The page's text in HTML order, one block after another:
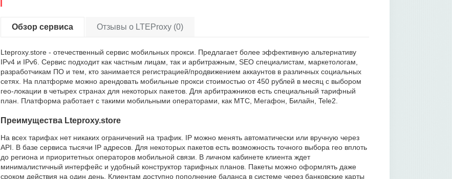
Обзор сервиса Отзывы о LTEProxy (0)
Lteproxy.store - отечественный сервис мобильных прокси. Предлагает более эффективную альтернативу
IPv4 и IPv6. Сервис подходит как частным лицам, так и арбитражным, SEO специалистам, маркетологам,
разработчикам ПО и тем, кто занимается регистрацией/продвижением аккаунтов в различных социальных
сетях. На платформе можно арендовать мобильные прокси стоимостью от 450 рублей в месяц с выбором
гео-локации в четырех странах для некоторых пакетов. Для арбитражников есть специальный тарифный
план. Платформа работает с такими мобильными операторами, как МТС, Мегафон, Билайн, Tele2.
Преимущества Lteproxy.store
На всех тарифах нет никаких ограничений на трафик. IP можно менять автоматически или вручную через
API. В базе сервиса тысячи IP адресов. Для некоторых пакетов есть возможность точного выбора гео вплоть
до региона и приоритетных операторов мобильной связи. В личном кабинете клиента ждет
минималистичный интерфейс и удобный конструктор тарифных планов. Пакеты можно оформлять даже
сроком действия на один день. Клиентам доступно пополнение баланса в системе через банковские карты